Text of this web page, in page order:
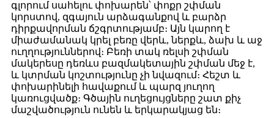
գլորում սահելու փոխարեն՝ փոքր շփման
կորստով, զգայուն արձագանքով և բարձր
դիրքավորման ճշգրտությամբ։ Այն կարող է
միաժամանակ կրել բեռը վերև, ներքև, ձախ և աջ
ուղղություններով։ Բեռի տակ ռելսի շփման
մակերեսը դեռևս բազմակետային շփման մեջ է,
և կտրման կոշտությունը չի նվազում։ Հեշտ և
փոխարինելի հավաքում և պարզ յուղող
կառուցվածք։ Գծային ուղեցույցները շատ քիչ
մաշվածություն ունեն և երկարակյաց են։